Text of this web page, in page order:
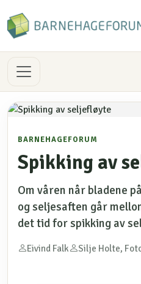
BARNEHAGEFORUM
Spikking av
Om våren når bladene
og seljesaften går
det tid for spikking av
Eivind Falk Silje Holte,